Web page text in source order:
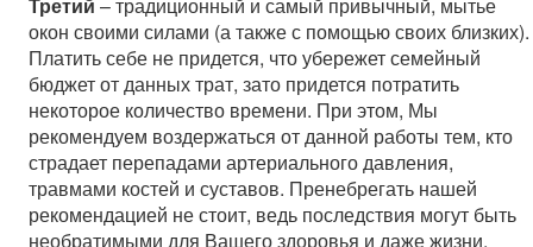
окон своими силами (а также с помощью своих близких).
Платить себе не придется, что убережет семейный
бюджет от данных трат, зато придется потратить
некоторое количество времени. При этом, Мы
рекомендуем воздержаться от данной работы тем, кто
страдает перепадами артериального давления,
травмами костей и суставов. Пренебрегать нашей
рекомендацией не стоит, ведь последствия могут быть
необратимыми для Вашего здоровья и даже жизни.